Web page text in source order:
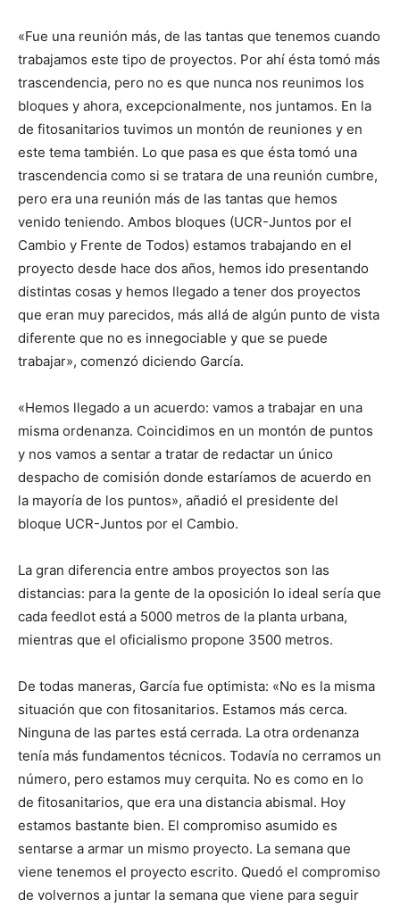
«Fue una reunión más, de las tantas que tenemos cuando
trabajamos este tipo de proyectos. Por ahí ésta tomó más
trascendencia, pero no es que nunca nos reunimos los
bloques y ahora, excepcionalmente, nos juntamos. En la
de fitosanitarios tuvimos un montón de reuniones y en
este tema también. Lo que pasa es que ésta tomó una
trascendencia como si se tratara de una reunión cumbre,
pero era una reunión más de las tantas que hemos
venido teniendo. Ambos bloques (UCR-Juntos por el
Cambio y Frente de Todos) estamos trabajando en el
proyecto desde hace dos años, hemos ido presentando
distintas cosas y hemos llegado a tener dos proyectos
que eran muy parecidos, más allá de algún punto de vista
diferente que no es innegociable y que se puede
trabajar», comenzó diciendo García.
«Hemos llegado a un acuerdo: vamos a trabajar en una
misma ordenanza. Coincidimos en un montón de puntos
y nos vamos a sentar a tratar de redactar un único
despacho de comisión donde estaríamos de acuerdo en
la mayoría de los puntos», añadió el presidente del
bloque UCR-Juntos por el Cambio.
La gran diferencia entre ambos proyectos son las
distancias: para la gente de la oposición lo ideal sería que
cada feedlot está a 5000 metros de la planta urbana,
mientras que el oficialismo propone 3500 metros.
De todas maneras, García fue optimista: «No es la misma
situación que con fitosanitarios. Estamos más cerca.
Ninguna de las partes está cerrada. La otra ordenanza
tenía más fundamentos técnicos. Todavía no cerramos un
número, pero estamos muy cerquita. No es como en lo
de fitosanitarios, que era una distancia abismal. Hoy
estamos bastante bien. El compromiso asumido es
sentarse a armar un mismo proyecto. La semana que
viene tenemos el proyecto escrito. Quedó el compromiso
de volvernos a juntar la semana que viene para seguir